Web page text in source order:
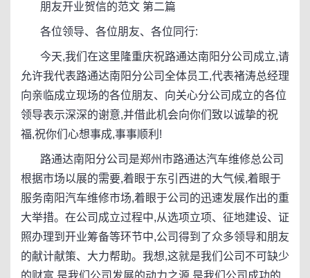
朋友开业贺信的范文 第二篇
各位领导、各位朋友、各位同行:
今天,我们在这里隆重庆祝路通达南阳分公司成立,请
允许我代表路通达南阳分公司全体员工,代表褚涛总经理
向亲临成立现场的各位朋友、向关心分公司成立的各位
领导表示深深的谢意,并借此机会向你们致以诚挚的祝
福,祝你们心想事成,事事顺利!
路通达南阳分公司是郑州市路通达汽车维修总公司
根据市场以展的需要,着眼于东引西进的大气候,着眼于
服务南阳汽车维修市场,着眼于公司的迅速发展作出的重
大举措。在公司成立过程中,从选项立项、征地建设、证
照办理到开业筹备等环节中,公司得到了众多领导和朋友
的献计献策、大力帮助。我想,这就是我们公司不可缺少
的财富,是我们公司发展的动力之源,是我们公司成功的